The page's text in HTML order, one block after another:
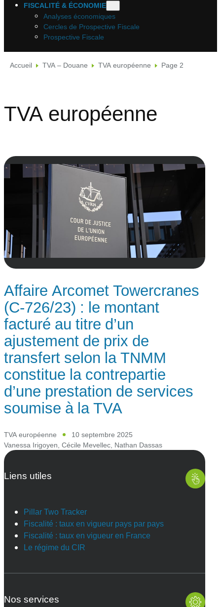
FISCALITÉ & ÉCONOMIE
Analyses économiques
Cercles de Prospective Fiscale
Prospective Fiscale
Accueil TVA – Douane TVA européenne Page 2
TVA européenne
Affaire Arcomet Towercranes
(C-726/23) : le montant
facturé au titre d’un
ajustement de prix de
transfert selon la TNMM
constitue la contrepartie
d’une prestation de services
soumise à la TVA
TVA européenne
10 septembre 2025
Vanessa Irigoyen Cécile Mevellec Nathan Dassas
Liens utiles
Pillar Two Tracker
Fiscalité : taux en vigueur pays par pays
Fiscalité : taux en vigueur en France
Le régime du CIR
Nos services